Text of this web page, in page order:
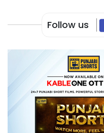
Follow us